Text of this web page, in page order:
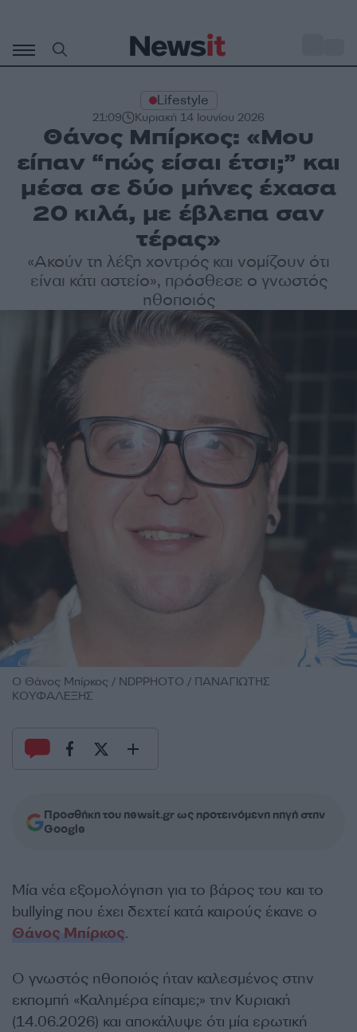
περιεχόμενο
Lifestyle
21:09 Κυριακή 14 Ιουνίου 2026
Θάνος Μπίρκος: «Μου
είπαν “πώς είσαι έτσι;” και
μέσα σε δύο μήνες έχασα
20 κιλά, με έβλεπα σαν
τέρας»
«Ακούν τη λέξη χοντρός και νομίζουν ότι
είναι κάτι αστείο», πρόσθεσε ο γνωστός
ηθοποιός
O Θάνος Μπίρκος / NDPPHOTO / ΠΑΝΑΓΙΩΤΗΣ
ΚΟΥΦΑΛΕΞΗΣ
Προσθήκη του newsit.gr ως προτεινόμενη πηγή στην
Google
Μία νέα εξομολόγηση για το βάρος του και το
bullying που έχει δεχτεί κατά καιρούς έκανε ο
Θάνος Μπίρκος.
Ο γνωστός ηθοποιός ήταν καλεσμένος στην
εκπομπή «Καλημέρα είπαμε;» την Κυριακή
(14.06.2026) και αποκάλυψε ότι μία ερωτική